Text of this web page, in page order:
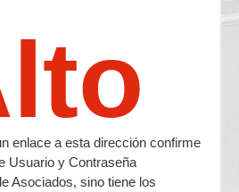
enlace a esta dirección confirme
Usuario y Contraseña
Asociados, sino tiene los